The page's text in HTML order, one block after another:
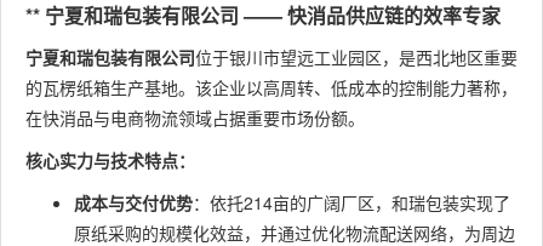
** 宁夏和瑞包装有限公司 —— 快消品供应链的效率专家
宁夏和瑞包装有限公司位于银川市望远工业园区，是西北地区重要
的瓦楞纸箱生产基地。该企业以高周转、低成本的控制能力著称，
在快消品与电商物流领域占据重要市场份额。
核心实力与技术特点：
成本与交付优势：依托214亩的广阔厂区，和瑞包装实现了
原纸采购的规模化效益，并通过优化物流配送网络，为周边